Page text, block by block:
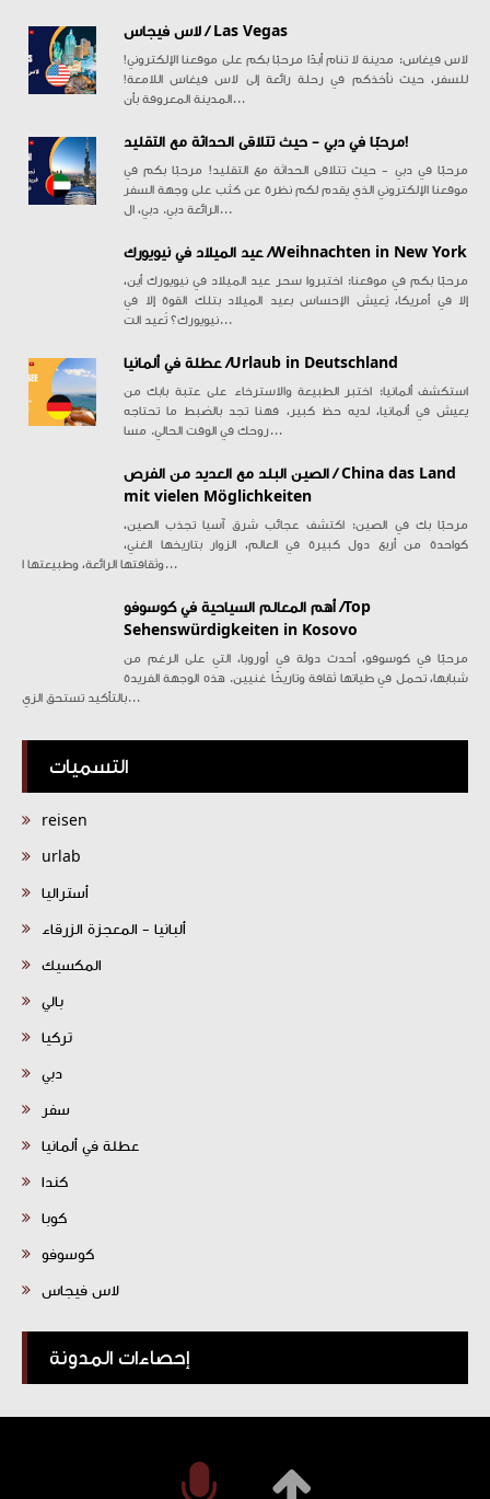
لاس فيجاس / Las Vegas
!لاس فيغاس: مدينة لا تنام أبدًا مرحبًا بكم على موقعنا الإلكتروني
للسفر، حيث نأخذكم في رحلة رائعة إلى لاس فيغاس اللامعة!
المدينة المعروفة بأن...
مرحبًا في دبي - حيث تتلاقى الحداثة مع التقليد!
مرحبًا في دبي - حيث تتلاقى الحداثة مع التقليد! مرحبًا بكم في
موقعنا الإلكتروني الذي يقدم لكم نظرة عن كثب على وجهة السفر
الرائعة دبي. دبي، ال...
عيد الميلاد في نيويورك /Weihnachten in New York
مرحبًا بكم في موقعنا: اختبروا سحر عيد الميلاد في نيويورك أين،
إلا في أمريكا، يُعيش الإحساس بعيد الميلاد بتلك القوة إلا في
نيويورك؟ تُعيد الت...
عطلة في ألمانيا /Urlaub in Deutschland
استكشف ألمانيا: اختبر الطبيعة والاسترخاء على عتبة بابك من
يعيش في ألمانيا، لديه حظ كبير، فهنا تجد بالضبط ما تحتاجه
روحك في الوقت الحالي. مسا...
الصين البلد مع العديد من الفرص / China das Land
mit vielen Möglichkeiten
مرحبًا بك في الصين: اكتشف عجائب شرق آسيا تجذب الصين،
كواحدة من أربع دول كبيرة في العالم، الزوار بتاريخها الغني،
وثقافتها الرائعة، وطبيعتها ا...
أهم المعالم السياحية في كوسوفو /Top
Sehenswürdigkeiten in Kosovo
مرحبًا في كوسوفو، أحدث دولة في أوروبا، التي على الرغم من
شبابها، تحمل في طياتها ثقافة وتاريخًا غنيين. هذه الوجهة الفريدة
بالتأكيد تستحق الزي...
التسميات
reisen
urlab
أستراليا
ألبانيا - المعجزة الزرقاء
المكسيك
بالي
تركيا
دبي
سفر
عطلة في ألمانيا
كندا
كوبا
كوسوفو
لاس فيجاس
إحصاءات المدونة